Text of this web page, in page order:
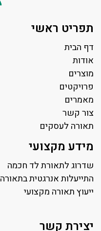
תפריט ראשי
דף הבית
אודות
מוצרים
פרויקטים
מאמרים
צור קשר
תאורה לעסקים
פאנל לד
פרופיל תאורה
תאורה לאולמות ספורט
תאורה למגרשי טניס
מידע מקצועי
שדרוג לתאורת לד חכמה
התייעלות אנרגטית בתאורה
ייעוץ תאורה מקצועי
יצירת קשר